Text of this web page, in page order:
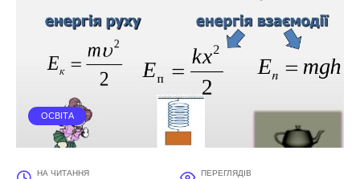
ОСВІТА
НА ЧИТАННЯ ПЕРЕГЛЯДІВ